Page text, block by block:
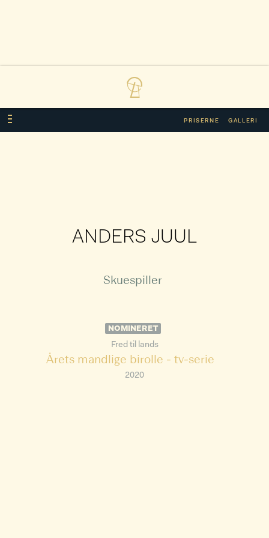
PRISERNE GALLERI
ANDERS JUUL
Skuespiller
NOMINERET
Fred til lands
Årets mandlige birolle - tv-serie
2020